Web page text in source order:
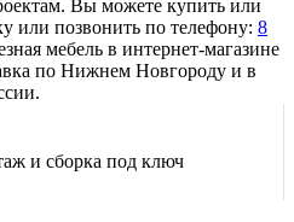
Вы можете купить или
или позвонить по телефону: 8
мебель в интернет-магазине
по Нижнем Новгороду и в
и сборка под ключ